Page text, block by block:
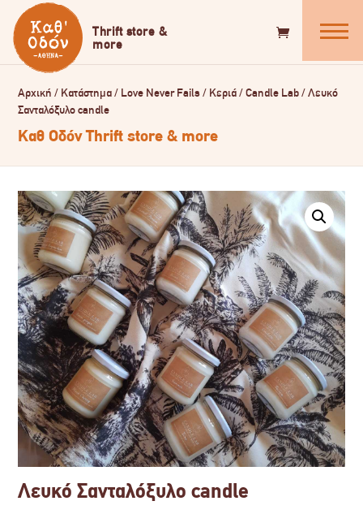
Αρχική / Κατάστημα/ Love Never Fails/ Κεριά/Candle Lab/Λευκό
Σανταλόξυλο candle
Καθ Οδόν Thrift store & more
Λευκό Σανταλόξυλο candle